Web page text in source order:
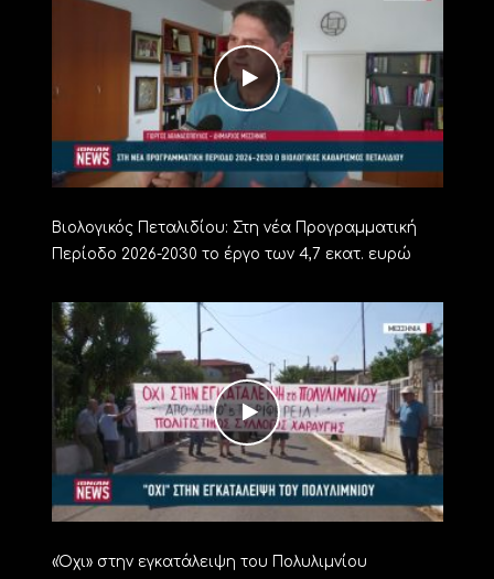
Βιολογικός Πεταλιδίου: Στη νέα Προγραμματική
Περίοδο 2026-2030 το έργο των 4,7 εκατ. ευρώ
«Όχι» στην εγκατάλειψη του Πολυλιμνίου